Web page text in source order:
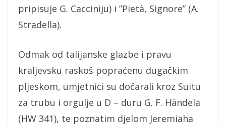
pripisuje G. Cacciniju) i ”Pietà, Signore” (A.
Stradella).
Odmak od talijanske glazbe i pravu
kraljevsku raskoš popraćenu dugačkim
pljeskom, umjetnici su dočarali kroz Suitu
za trubu i orgulje u D – duru G. F. Händela
(HW 341), te poznatim djelom Jeremiaha